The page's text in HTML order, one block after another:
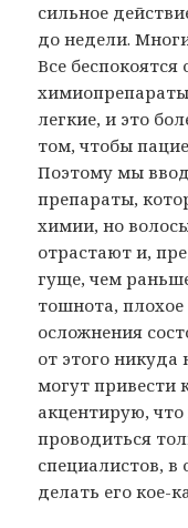
сильное
до недели.
Все беспокоятся
легкие, и это
том, чтобы
Поэтому мы
препараты,
химии, но
отрастают и,
гуще, чем
тошнота, плохое
осложнения
от этого никуда
могут привести
акцентирую,
проводиться
специалистов, в
делать его кое-